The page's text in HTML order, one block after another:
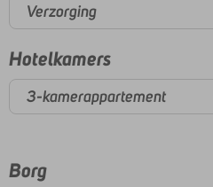
Verzorging
Hotelkamers
3-kamerappartement
Borg